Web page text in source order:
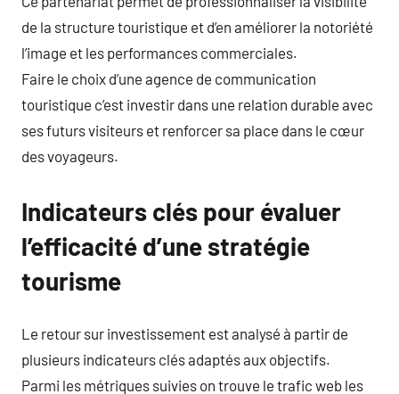
de la structure touristique et d’en améliorer la notoriété
l’image et les performances commerciales.
Faire le choix d’une agence de communication
touristique c’est investir dans une relation durable avec
ses futurs visiteurs et renforcer sa place dans le cœur
des voyageurs.
Indicateurs clés pour évaluer
l’efficacité d’une stratégie
tourisme
Le retour sur investissement est analysé à partir de
plusieurs indicateurs clés adaptés aux objectifs.
Parmi les métriques suivies on trouve le trafic web les